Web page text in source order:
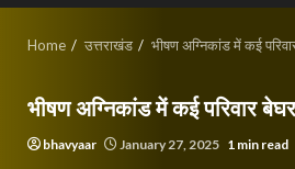
Home उत्तराखंड भीषण अग्निकांड में कई
भीषण अग्निकांड में कई परिवार
bhavyaar January 27, 2025 1 min read